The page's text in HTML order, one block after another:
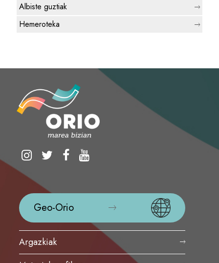
Albiste guztiak
Hemeroteka
Geo-Orio
Argazkiak